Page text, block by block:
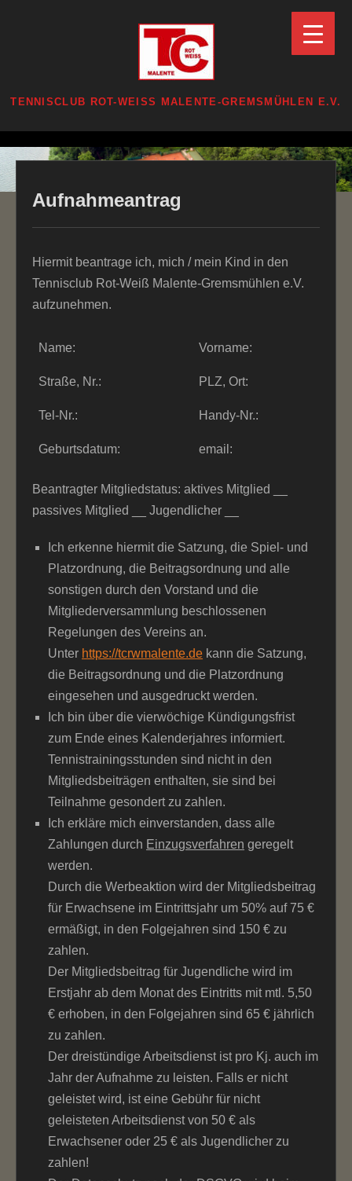
TENNISCLUB ROT-WEISS MALENTE-GREMSMÜHLEN E.V.
Zum
Inhalt
springenAufnahmeantrag
Hiermit beantrage ich, mich / mein Kind in den
Tennisclub Rot-Weiß Malente-Gremsmühlen e.V.
aufzunehmen.
Name: Vorname:
Straße, Nr.: PLZ, Ort:
Tel-Nr.: Handy-Nr.:
Geburtsdatum: email:
Beantragter Mitgliedstatus: aktives Mitglied __
passives Mitglied __ Jugendlicher __
Ich erkenne hiermit die Satzung, die Spiel- und
Platzordnung, die Beitragsordnung und alle
sonstigen durch den Vorstand und die
Mitgliederversammlung beschlossenen
Regelungen des Vereins an.
Unter https://tcrwmalente.de kann die Satzung,
die Beitragsordnung und die Platzordnung
eingesehen und ausgedruckt werden.
Ich bin über die vierwöchige Kündigungsfrist
zum Ende eines Kalenderjahres informiert.
Tennistrainingsstunden sind nicht in den
Mitgliedsbeiträgen enthalten, sie sind bei
Teilnahme gesondert zu zahlen.
Ich erkläre mich einverstanden, dass alle
Zahlungen durch Einzugsverfahren geregelt
werden.
Durch die Werbeaktion wird der Mitgliedsbeitrag
für Erwachsene im Eintrittsjahr um 50% auf 75 €
ermäßigt, in den Folgejahren sind 150 € zu
zahlen.
Der Mitgliedsbeitrag für Jugendliche wird im
Erstjahr ab dem Monat des Eintritts mit mtl. 5,50
€ erhoben, in den Folgejahren sind 65 € jährlich
zu zahlen.
Der dreistündige Arbeitsdienst ist pro Kj. auch im
Jahr der Aufnahme zu leisten. Falls er nicht
geleistet wird, ist eine Gebühr für nicht
geleisteten Arbeitsdienst von 50 € als
Erwachsener oder 25 € als Jugendlicher zu
zahlen!